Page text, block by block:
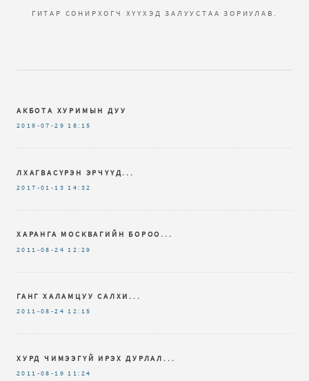
ГИТАР СОНИРХОГЧ ХҮҮХЭД ЗАЛУУСТАА ЗОРИУЛАВ.
АКБОТА ХУРИМЫН ДУУ
2019-07-29 18:15
ЛХАГВАСҮРЭН ЭРЧҮҮД...
2017-01-13 14:32
ХАРАНГА МОСКВАГИЙН БОРОО...
2011-08-24 12:29
ГАНГ ХАЛАМЦУУ САЛХИ...
2011-08-24 12:15
ХУРД ЧИМЭЭГҮЙ ИРЭХ ДУРЛАЛ...
2011-08-19 11:24